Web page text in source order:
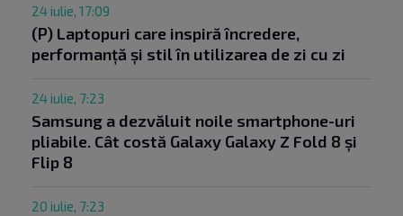
24 iulie, 17:09
(P) Laptopuri care inspiră încredere,
performanță și stil în utilizarea de zi cu zi
24 iulie, 7:23
Samsung a dezvăluit noile smartphone-uri
pliabile. Cât costă Galaxy Galaxy Z Fold 8 și
Flip 8
20 iulie, 7:23